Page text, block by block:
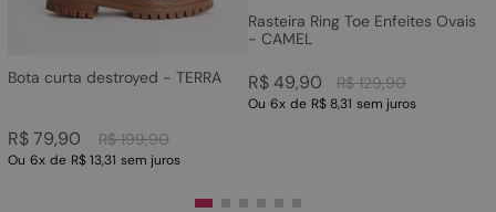
Bota curta destroyed - TERRA
R$ 199,90
R$79,90
Ou 6x de R$ 13,31 sem juros
Rasteira Ring Toe Enfeites Ovais
- CAMEL
R$ 129,90
R$49,90
Ou 6x de R$ 8,31 sem juros